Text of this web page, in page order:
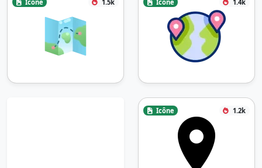
Icône 1.5k Icône 1.4k
Icône 1.2k